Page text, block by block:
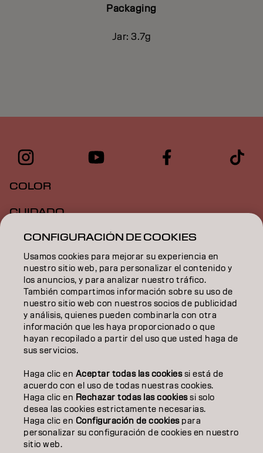
Packaging
Jar: 3.7g
COLOR
CUIDADO
TEXTURA
STYLING
INSPIRACIÓN
EDUCACIÓN
SOBRE NOSOTROS
CONTACTO
Aviso legalPolítica de privacidadPolítica de cookies
Condiciones de usoAccesibilidad
Compromiso con la sostenibilidad
CONFIGURACIÓN DE COOKIES
Usamos cookies para mejorar su experiencia en
nuestro sitio web, para personalizar el contenido y
los anuncios, y para analizar nuestro tráfico.
También compartimos información sobre su uso de
nuestro sitio web con nuestros socios de publicidad
y análisis, quienes pueden combinarla con otra
información que les haya proporcionado o que
hayan recopilado a partir del uso que usted haga de
sus servicios.
Haga clic en Aceptar todas las cookiessi está de
acuerdo con el uso de todas nuestras cookies.
Haga clic en Rechazar todas las cookiessi solo
desea las cookies estrictamente necesarias.
Haga clic en Configuración de cookiespara
personalizar su configuración de cookies en nuestro
sitio web.